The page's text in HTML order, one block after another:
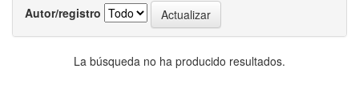
Autor/registro
La búsqueda no ha producido resultados.